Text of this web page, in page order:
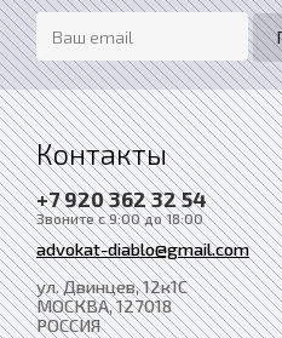
Контакты
+7 920 362 32 54
Звоните с 9:00 до 18:00
advokat-diablo@gmail.com
ул. Двинцев, 12к1С
МОСКВА, 127018
РОССИЯ